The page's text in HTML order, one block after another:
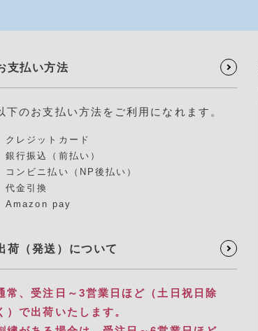
支払い方法
下のお支払い方法をご利用になれます。
クレジットカード
銀行振込（前払い）
コンビニ払い（NP後払い）
代金引換
Amazon pay
荷（発送）について
常、受注日～3営業日ほど（土日祝日除
）で出荷いたします。